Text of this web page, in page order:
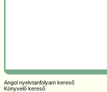
Angol nyelvtanfolyam kereső
Könyvelő kereső